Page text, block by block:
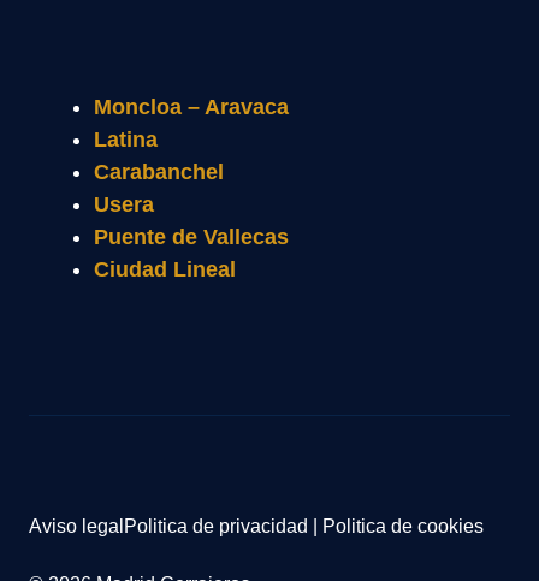
Moncloa – Aravaca
Latina
Carabanchel
Usera
Puente de Vallecas
Ciudad Lineal
Aviso legal Politica de privacidad Politica de cookies